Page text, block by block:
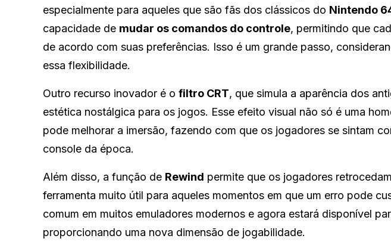
especialmente para aqueles que são fãs dos clássicos do Nintendo
capacidade de mudar os comandos do controle, permitindo que
de acordo com suas preferências. Isso é um grande passo,
essa flexibilidade.
Outro recurso inovador é o filtro CRT, que simula a aparência dos
estética nostálgica para os jogos. Esse efeito visual não só é uma
pode melhorar a imersão, fazendo com que os jogadores se sintam
console da época.
Além disso, a função de Rewind permite que os jogadores
ferramenta muito útil para aqueles momentos em que um erro pode
comum em muitos emuladores modernos e agora estará disponível
proporcionando uma nova dimensão de jogabilidade.